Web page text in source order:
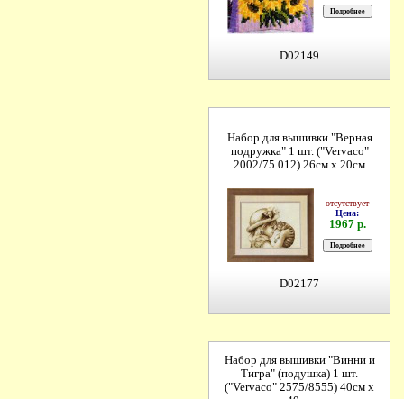
D02149
Набор для вышивки "Верная
подружка" 1 шт. ("Vervaco"
2002/75.012) 26см х 20см
отсутствует
Цена:
1967 р.
D02177
Набор для вышивки "Винни и
Тигра" (подушка) 1 шт.
("Vervaco" 2575/8555) 40см х